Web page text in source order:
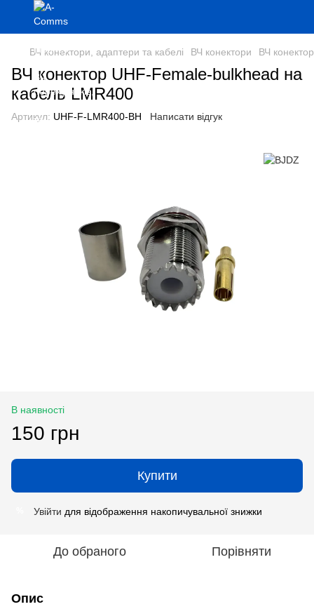
ВЧ конектори, адаптери та кабелі ВЧ конектори ВЧ
ВЧ конектор UHF-Female-bulkhead на
кабель LMR400
Артикул: UHF-F-LMR400-BH Написати відгук
В наявності
150 грн
Купити
Увійти для відображення накопичувальної знижки
До обраного Порівняти
Опис